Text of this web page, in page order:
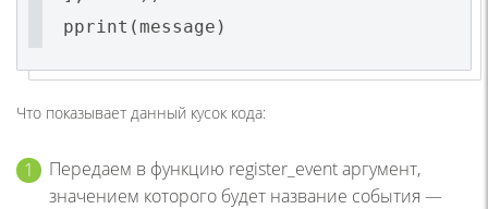
pprint(message)
Что показывает данный кусок кода:
Передаем в функцию register_event аргумент,
значением которого будет название события —